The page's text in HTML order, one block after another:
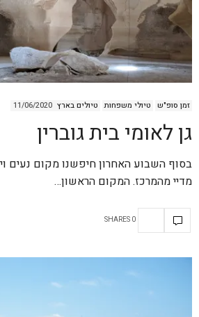
זמן סופ"ש טיולי משפחות טיולים בארץ 11/06/2020
גן לאומי בית גוברין
בסוף השבוע האחרון חיפשנו מקום נעים
מדיי מהמרכז. המקום הראשון…
0 SHARES